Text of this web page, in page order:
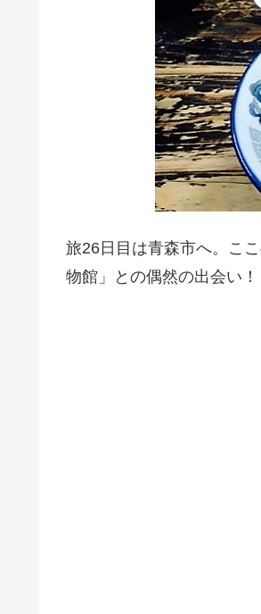
旅26日目は青森市へ。こ
物館」との偶然の出会い！